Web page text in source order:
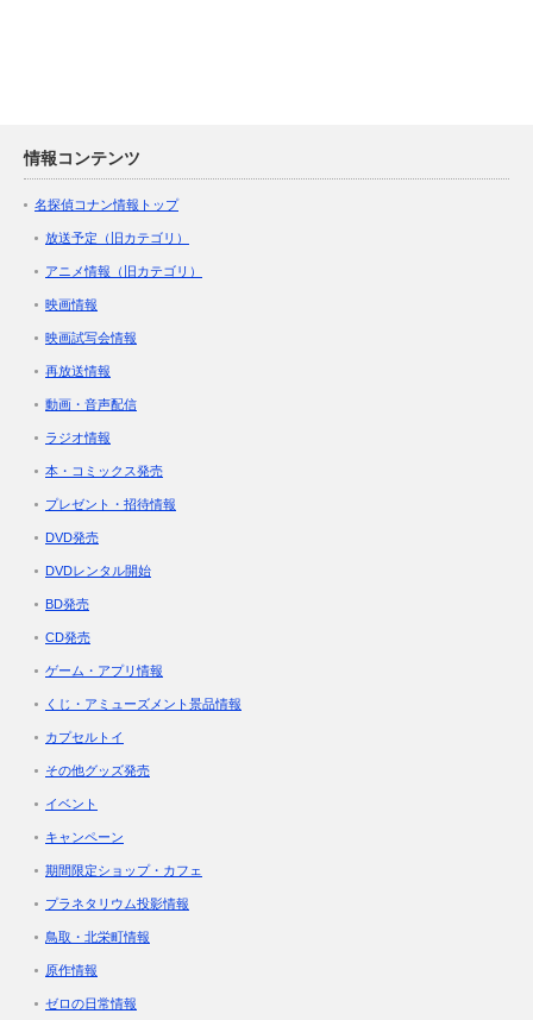
情報コンテンツ
名探偵コナン情報トップ
放送予定（旧カテゴリ）
アニメ情報（旧カテゴリ）
映画情報
映画試写会情報
再放送情報
動画・音声配信
ラジオ情報
本・コミックス発売
プレゼント・招待情報
DVD発売
DVDレンタル開始
BD発売
CD発売
ゲーム・アプリ情報
くじ・アミューズメント景品情報
カプセルトイ
その他グッズ発売
イベント
キャンペーン
期間限定ショップ・カフェ
プラネタリウム投影情報
鳥取・北栄町情報
原作情報
ゼロの日常情報